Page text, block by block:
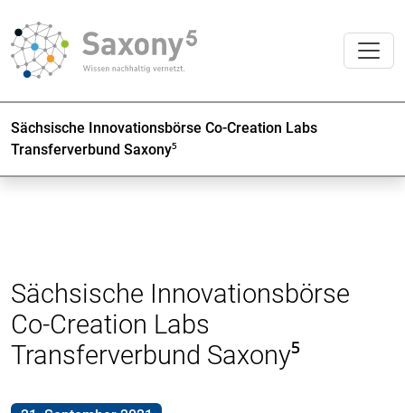
Sächsische Innovationsbörse Co-Creation Labs
Transferverbund Saxony⁵
Sächsische Innovationsbörse
Co-Creation Labs
Transferverbund Saxony⁵